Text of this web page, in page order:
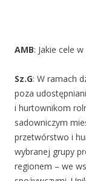
AMB: Jakie cele
Sz.G: W ramach
poza
i hurtownikom
sadowniczym
przetwórstwo i
wybranej grupy
regionem – we